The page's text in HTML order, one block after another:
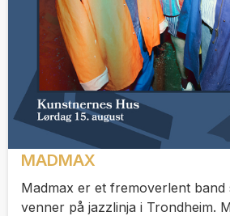
MADMAX
Madmax er et fremoverlent band
venner på jazzlinja i Trondheim.